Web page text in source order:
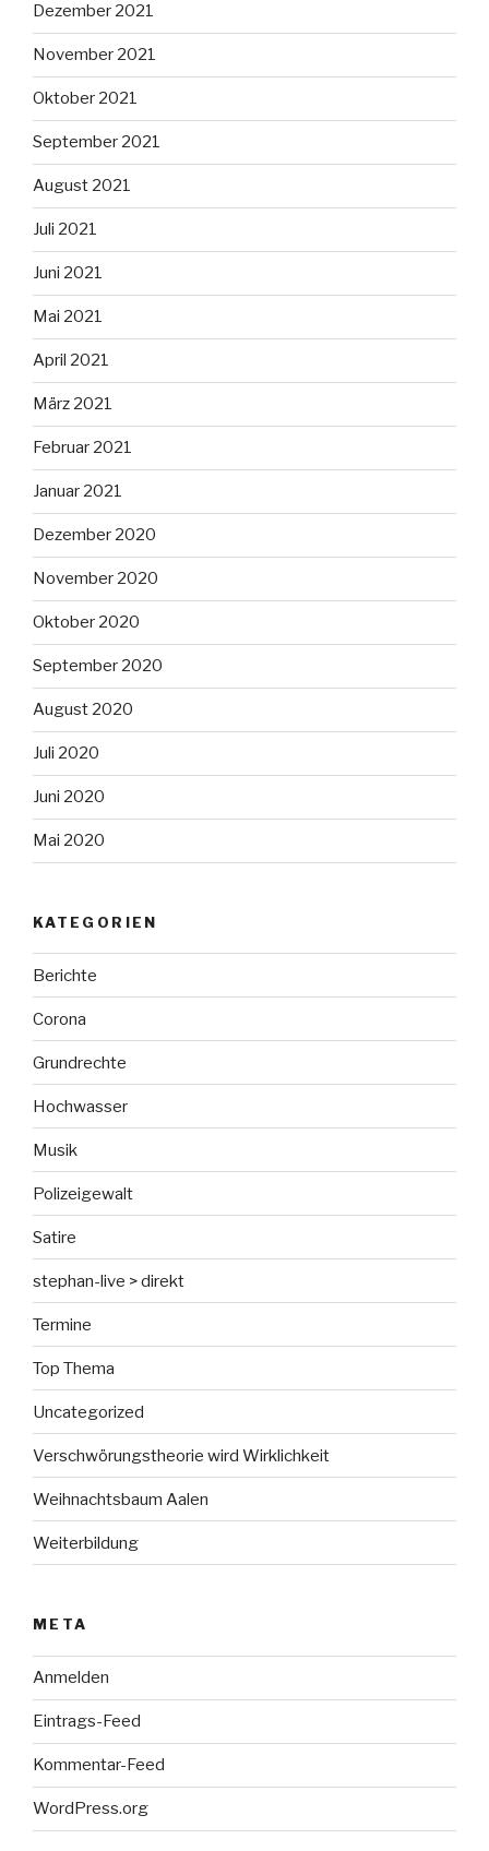
Dezember 2021
November 2021
Oktober 2021
September 2021
August 2021
Juli 2021
Juni 2021
Mai 2021
April 2021
März 2021
Februar 2021
Januar 2021
Dezember 2020
November 2020
Oktober 2020
September 2020
August 2020
Juli 2020
Juni 2020
Mai 2020
KATEGORIEN
Berichte
Corona
Grundrechte
Hochwasser
Musik
Polizeigewalt
Satire
stephan-live > direkt
Termine
Top Thema
Uncategorized
Verschwörungstheorie wird Wirklichkeit
Weihnachtsbaum Aalen
Weiterbildung
META
Anmelden
Eintrags-Feed
Kommentar-Feed
WordPress.org